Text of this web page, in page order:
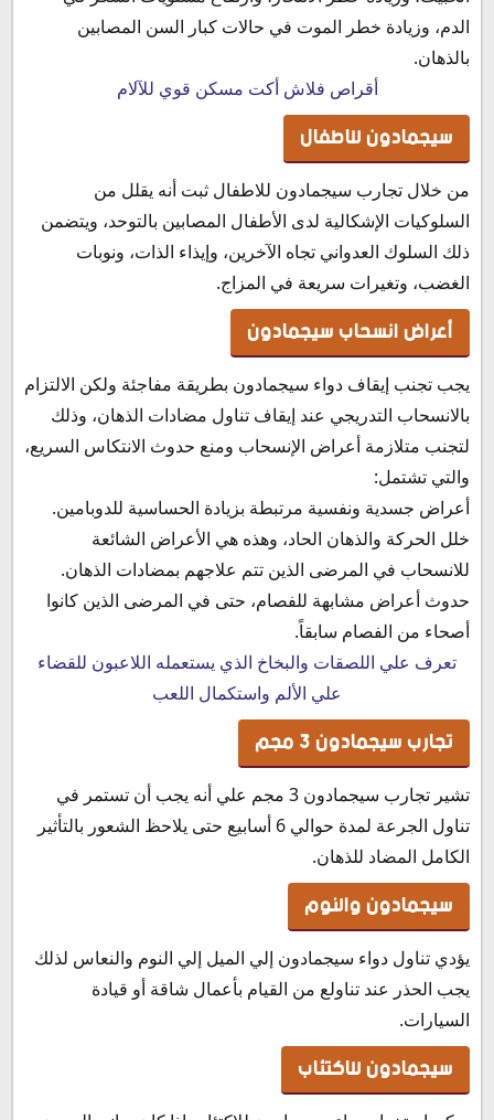
الدم، وزيادة خطر الموت في حالات كبار السن المصابين
بالذهان.
أقراص فلاش أكت مسكن قوي للآلام
سيجمادون للاطفال
من خلال تجارب سيجمادون للاطفال ثبت أنه يقلل من
السلوكيات الإشكالية لدى الأطفال المصابين بالتوحد، ويتضمن
ذلك السلوك العدواني تجاه الآخرين، وإيذاء الذات، ونوبات
الغضب، وتغيرات سريعة في المزاج.
أعراض انسحاب سيجمادون
يجب تجنب إيقاف دواء سيجمادون بطريقة مفاجئة ولكن الالتزام
بالانسحاب التدريجي عند إيقاف تناول مضادات الذهان، وذلك
لتجنب متلازمة أعراض الإنسحاب ومنع حدوث الانتكاس السريع،
والتي تشتمل:
أعراض جسدية ونفسية مرتبطة بزيادة الحساسية للدوبامين.
خلل الحركة والذهان الحاد، وهذه هي الأعراض الشائعة
للانسحاب في المرضى الذين تتم علاجهم بمضادات الذهان.
حدوث أعراض مشابهة للفصام، حتى في المرضى الذين كانوا
أصحاء من الفصام سابقاً.
تعرف علي اللصقات والبخاخ الذي يستعمله اللاعبون للقضاء
علي الألم واستكمال اللعب
تجارب سيجمادون 3 مجم
تشير تجارب سيجمادون 3 مجم علي أنه يجب أن تستمر في
تناول الجرعة لمدة حوالي 6 أسابيع حتى يلاحظ الشعور بالتأثير
الكامل المضاد للذهان.
سيجمادون والنوم
يؤدي تناول دواء سيجمادون إلي الميل إلي النوم والنعاس لذلك
يجب الحذر عند تناولع من القيام بأعمال شاقة أو قيادة
السيارات.
سيجمادون للاكتئاب